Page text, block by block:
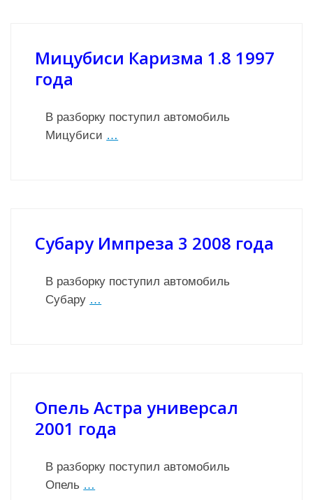
Мицубиси Каризма 1.8 1997
года
В разборку поступил автомобиль
Мицубиси …
Субару Импреза 3 2008 года
В разборку поступил автомобиль
Субару …
Опель Астра универсал
2001 года
В разборку поступил автомобиль
Опель …